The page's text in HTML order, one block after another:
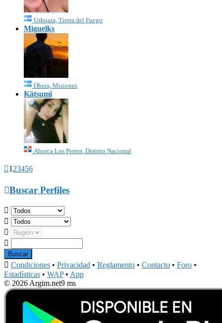
Ushuaia, Tierra del Fuego
Miguelks
Obera, Misiones
Kätsumï
Ahorca Los Perros, Distrito Nacional
1 23456
Buscar Perfiles




 Condiciones • Privacidad • Reglamento • Contacto • Foro •
Estadísticas • WAP• App
© 2026 Argim.net9 ms